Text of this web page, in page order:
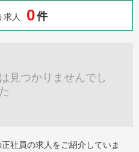
求人 0件
見つかりませんでし
た
社員の求人をご紹介していま